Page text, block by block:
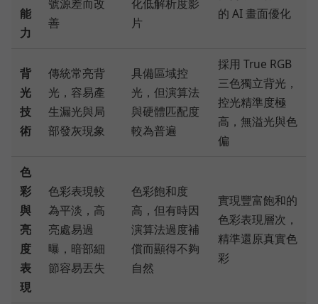
能
力
號源差而改
善
化低解析度影
片
的 AI 畫面優化
背
光
技
術
傳統常亮背
光，容易產
生漏光與局
部發灰現象
具備區域控
光，但演算法
與硬體匹配度
較為普遍
採用 True RGB
三色獨立背光，
控光精準度極
高，無溢光與色
偏
色
彩
與
亮
度
表
現
色彩表現較
為平淡，高
亮處易過
曝，暗部細
節容易丟失
色彩飽和度
高，但有時因
演算法過度補
償而顯得不夠
自然
實現豐富飽和的
色彩表現層次，
精準還原真實色
彩